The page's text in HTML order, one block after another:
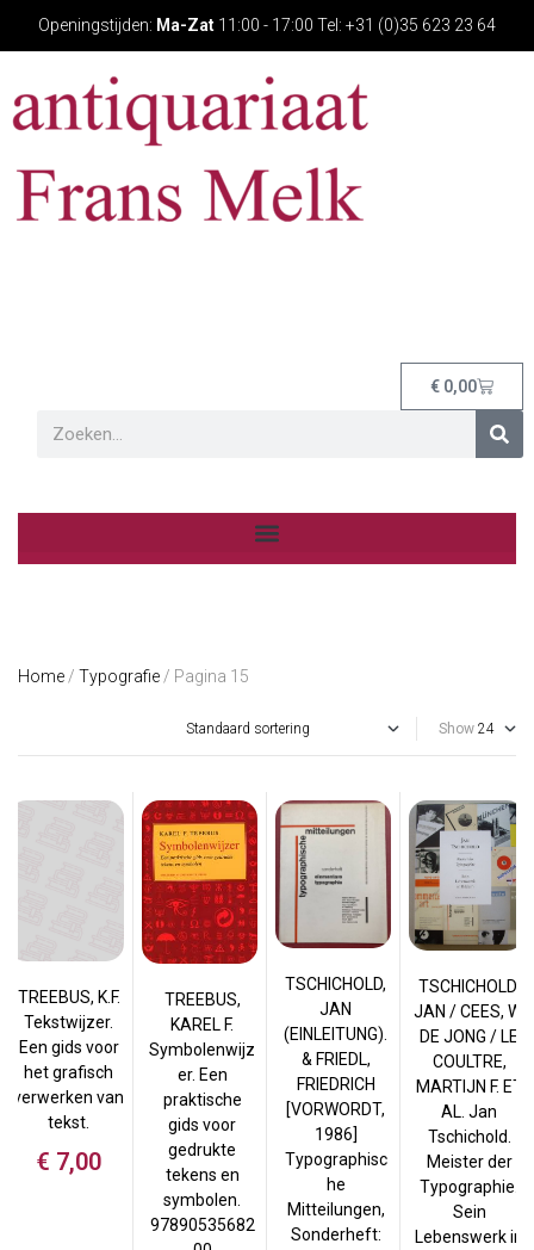
Openingstijden: Ma-Zat 11:00 - 17:00 Tel: +31 (0)35 623 23 64
€ 0,00
Home / Typografie / Pagina 15
Show
TREEBUS, K.F.
Tekstwijzer.
Een gids voor
het grafisch
verwerken van
tekst.
€ 7,00
TREEBUS,
KAREL F.
Symbolenwijz
er. Een
praktische
gids voor
gedrukte
tekens en
symbolen.
97890535682
TSCHICHOLD,
JAN
(EINLEITUNG).
& FRIEDL,
FRIEDRICH
[VORWORDT,
1986]
Typographisc
he
Mitteilungen,
Sonderheft:
TSCHICHOLD,
JAN / CEES, W.
DE JONG / LE
COULTRE,
MARTIJN F. ET
AL. Jan
Tschichold.
Meister der
Typographie.
Sein
Lebenswerk in